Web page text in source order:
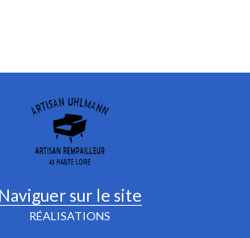
Naviguer sur le site
RÉALISATIONS